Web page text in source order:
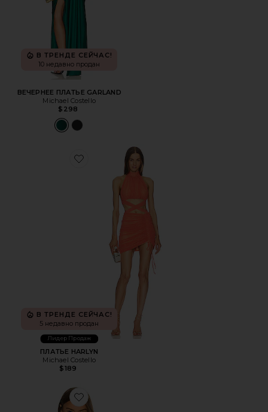
В ТРЕНДЕ СЕЙЧАС!
10 недавно продан
ВЕЧЕРНЕЕ ПЛАТЬЕ GARLAND
Michael Costello
$298
Favorite ПЛАТЬЕ HARLYN
В ТРЕНДЕ СЕЙЧАС!
5 недавно продан
Лидер Продаж
ПЛАТЬЕ HARLYN
Michael Costello
$189
Favorite БОДИ KAMERON